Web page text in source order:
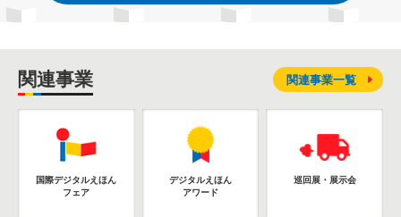
関連事業
国際デジタルえほん
フェア
デジタルえほん
アワード
巡回展・展示会
関連事業一覧